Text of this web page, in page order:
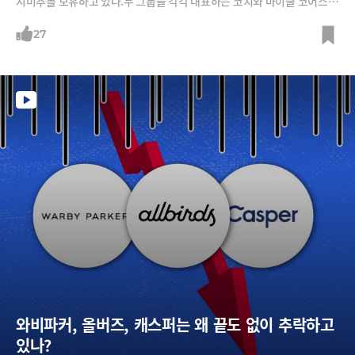
이다. 그러면서 비슷한 전철을 밟아왔다.① 한때는 명품 대접을 받다가 상
히려 명품 이미지에 타격을 받았다.③ 엄마들이 드는 중저가 가방이라는
인식 때문에 젊은 소비자들의 외면을 받았다.그런데 현재 두 브랜드의 상
황은 정반대다. 2023년 1분기 마이클 코어스의 매출은 전년 대비 10.9%
감소한 9억1000만달러인 반면 코치는 7% 증가한 11억4000만달러.특히
마이클 코어스는 여전히 외면받고 있지만 Y2K(2000년대) 유행을 등에 업
27
와비파커, 올버즈, 캐스퍼는 왜 끝도 없이 추락하고
있나?